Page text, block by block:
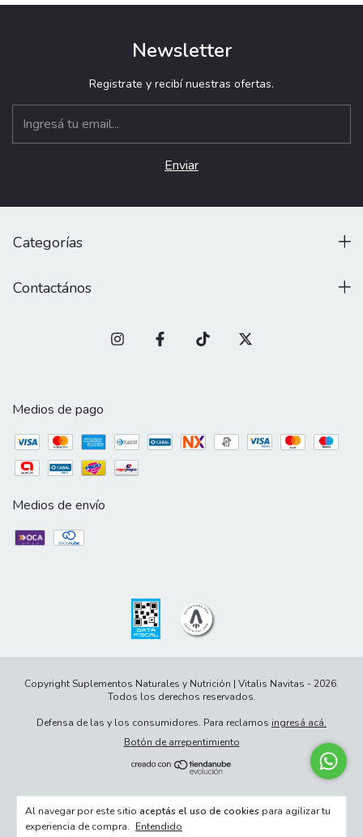
Al navegar por este sitio aceptás el uso de cookies para agilizar tu
experiencia de compra. Entendido
Newsletter
Registrate y recibí nuestras ofertas.
Categorías
Contactános
Medios de pago
Medios de envío
Copyright Suplementos Naturales y Nutrición | Vitalis Navitas - 2026.
Todos los derechos reservados.
Defensa de las y los consumidores. Para reclamos ingresá acá.
Botón de arrepentimiento